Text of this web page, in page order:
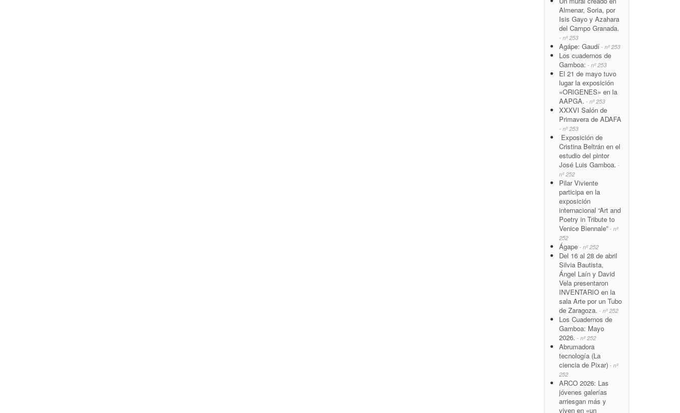
Almenar, Soria, por
Isis Gayo y Azahara
del Campo Granada.
- nº 253
Agápe: Gaudí - nº 253
Los cuadernos de
Gamboa: - nº 253
El 21 de mayo tuvo
lugar la exposición
«ORIGENES» en la
AAPGA. - nº 253
XXXVI Salón de
Primavera de ADAFA
- nº 253
Exposición de
Cristina Beltrán en el
estudio del pintor
José Luis Gamboa. -
nº 252
Pilar Viviente
participa en la
exposición
internacional “Art and
Poetry in Tribute to
Venice Biennale” - nº
252
Ágape - nº 252
Del 16 al 28 de abril
Silvia Bautista,
Ángel Laín y David
Vela presentaron
INVENTARIO en la
sala Arte por un Tubo
de Zaragoza. - nº 252
Los Cuadernos de
Gamboa: Mayo
2026. - nº 252
Abrumadora
tecnología (La
ciencia de Pixar) - nº
252
ARCO 2026: Las
jóvenes galerías
arriesgan más y
viven en «un